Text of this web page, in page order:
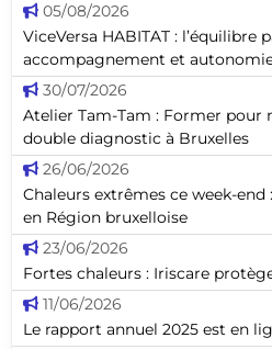
05/08/2026
ViceVersa HABITAT : l’équilibre
accompagnement et
30/07/2026
Atelier Tam-Tam : Former pour
double diagnostic à Bruxelles
26/06/2026
Chaleurs extrêmes ce week-
en Région bruxelloise
23/06/2026
Fortes chaleurs : Iriscare
11/06/2026
Le rapport annuel 2025 est en